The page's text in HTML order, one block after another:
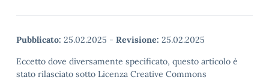
Pubblicato: 25.02.2025 - Revisione: 25.02.2025
Eccetto dove diversamente specificato, questo articolo è
stato rilasciato sotto Licenza Creative Commons